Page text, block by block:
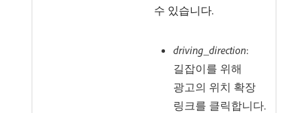
수 있습니다.
driving_direction:
길잡이를 위해
광고의 위치 확장
링크를 클릭합니다.